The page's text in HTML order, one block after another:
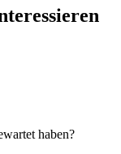
haben?